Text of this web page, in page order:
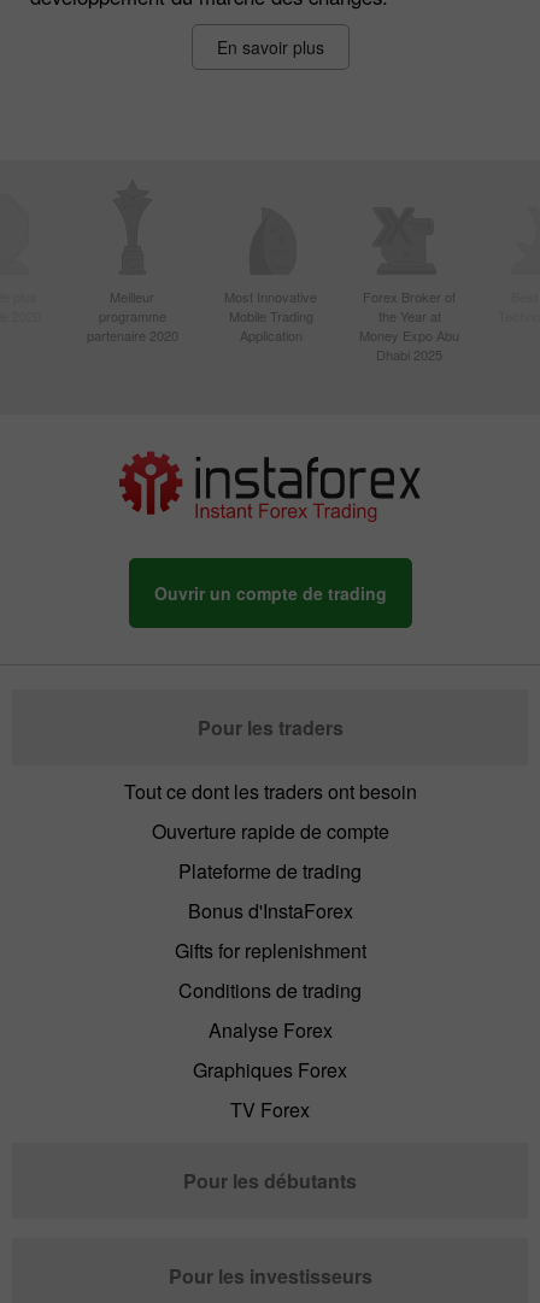
En savoir plus
Meilleur
programme
partenaire 2020
Most Innovative
Mobile Trading
Application
Forex Broker of
the Year at
Money Expo Abu
Dhabi 2025
Ouvrir un compte de trading
Pour les traders
Tout ce dont les traders ont besoin
Ouverture rapide de compte
Plateforme de trading
Bonus d'InstaForex
Gifts for replenishment
Conditions de trading
Analyse Forex
Graphiques Forex
TV Forex
Pour les débutants
Pour les investisseurs